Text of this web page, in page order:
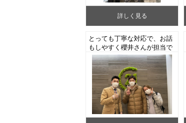
詳しく見る
とっても丁寧な対応で、お話
もしやすく櫻井さんが担当で
良かったです。（大和市S
様 中古マンションご成約）